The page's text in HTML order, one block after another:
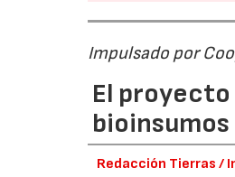
Impulsado por
El
Redacción Tierras /